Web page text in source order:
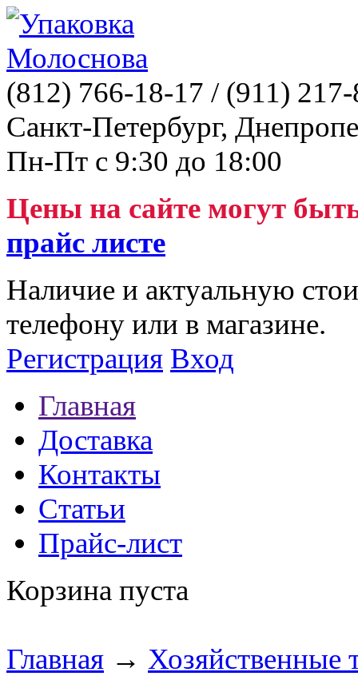
(812) 766-18-17 / (911)
Санкт-Петербург,
Пн-Пт с 9:30 до 18:00
Цены на сайте могут
прайс листе
Наличие и актуальную
телефону или в магазине.
Регистрация Вход
Главная
Доставка
Контакты
Статьи
Прайс-лист
Корзина пуста
Главная → Хозяйственные